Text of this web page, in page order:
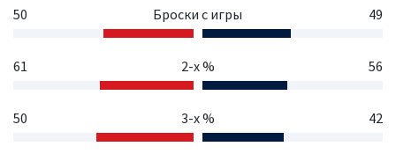
50 Броски с игры 49
61 2-х % 56
50 3-х % 42